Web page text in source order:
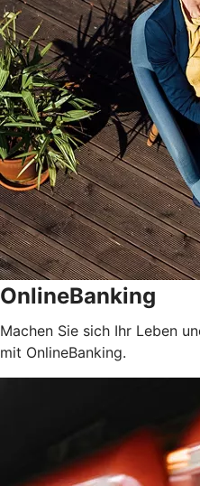
OnlineBanking
Machen Sie sich Ihr Leben
mit OnlineBanking.